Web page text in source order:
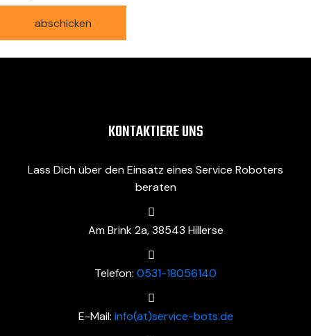
KONTAKTIERE UNS
Lass Dich über den Einsatz eines Service Roboters
beraten
Am Brink 2a, 38543 Hillerse
Telefon: 0531-18056140
E-Mail: info(at)service-bots.de